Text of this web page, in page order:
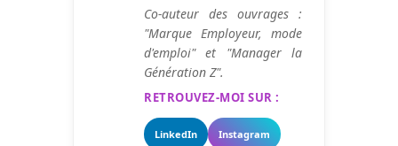
Co-auteur des ouvrages :
"Marque Employeur, mode
d'emploi" et "Manager la
Génération Z".
RETROUVEZ-MOI SUR :
LinkedIn Instagram